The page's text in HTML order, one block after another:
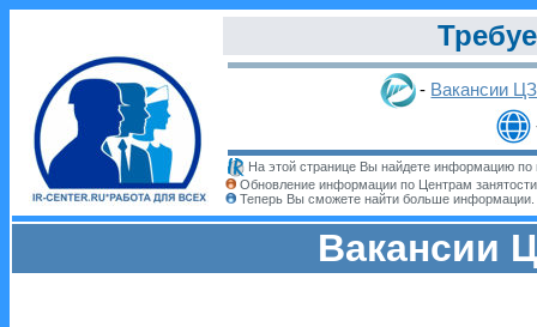
- Вакансии
На этой странице Вы найдете информацию по
Обновление информации по Центрам
Теперь Вы сможете найти больше информации.
Вакансии